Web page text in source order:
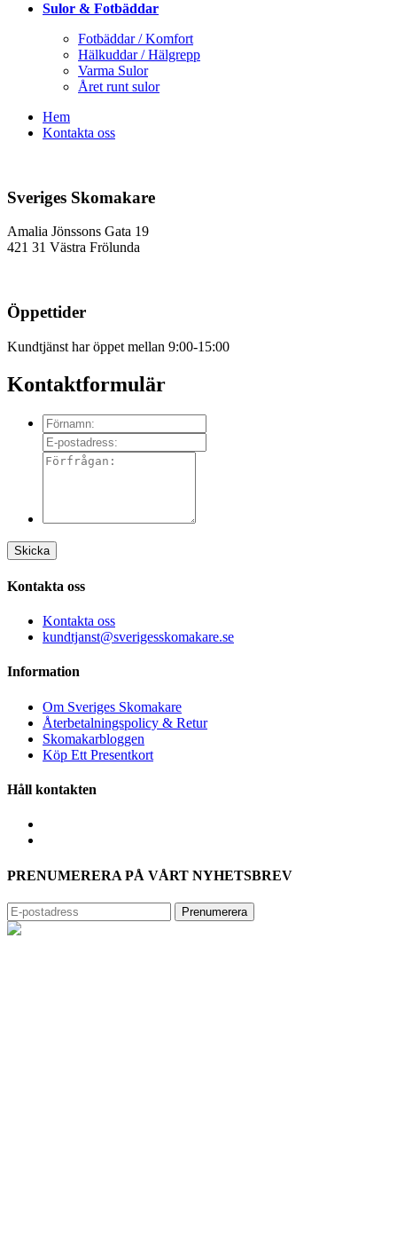
Sulor & Fotbäddar
Fotbäddar / Komfort
Hälkuddar / Hälgrepp
Varma Sulor
Året runt sulor
Hem
Kontakta oss
Sveriges Skomakare
Amalia Jönssons Gata 19
421 31 Västra Frölunda
Öppettider
Kundtjänst har öppet mellan 9:00-15:00
Kontaktformulär
Skicka
Kontakta oss
Kontakta oss
kundtjanst@sverigesskomakare.se
Information
Om Sveriges Skomakare
Återbetalningspolicy & Retur
Skomakarbloggen
Köp Ett Presentkort
Håll kontakten
PRENUMERERA PÅ VÅRT NYHETSBREV